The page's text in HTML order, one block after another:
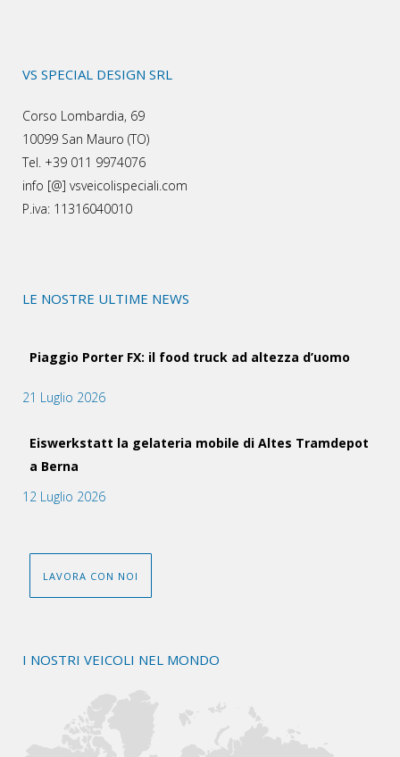
VS SPECIAL DESIGN SRL
Corso Lombardia, 69
10099 San Mauro (TO)
Tel. +39 011 9974076
info [@] vsveicolispeciali.com
P.iva: 11316040010
LE NOSTRE ULTIME NEWS
Piaggio Porter FX: il food truck ad altezza d’uomo
21 Luglio 2026
Eiswerkstatt la gelateria mobile di Altes Tramdepot
a Berna
12 Luglio 2026
LAVORA CON NOI
I NOSTRI VEICOLI NEL MONDO